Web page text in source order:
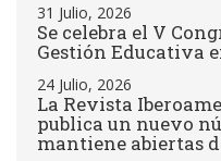
31 Julio, 2026
Se celebra el V
Gestión Educativa
24 Julio, 2026
La Revista
publica un nuevo
mantiene abiertas